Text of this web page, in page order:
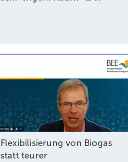
Flexibilisierung von Biogas
statt teurer